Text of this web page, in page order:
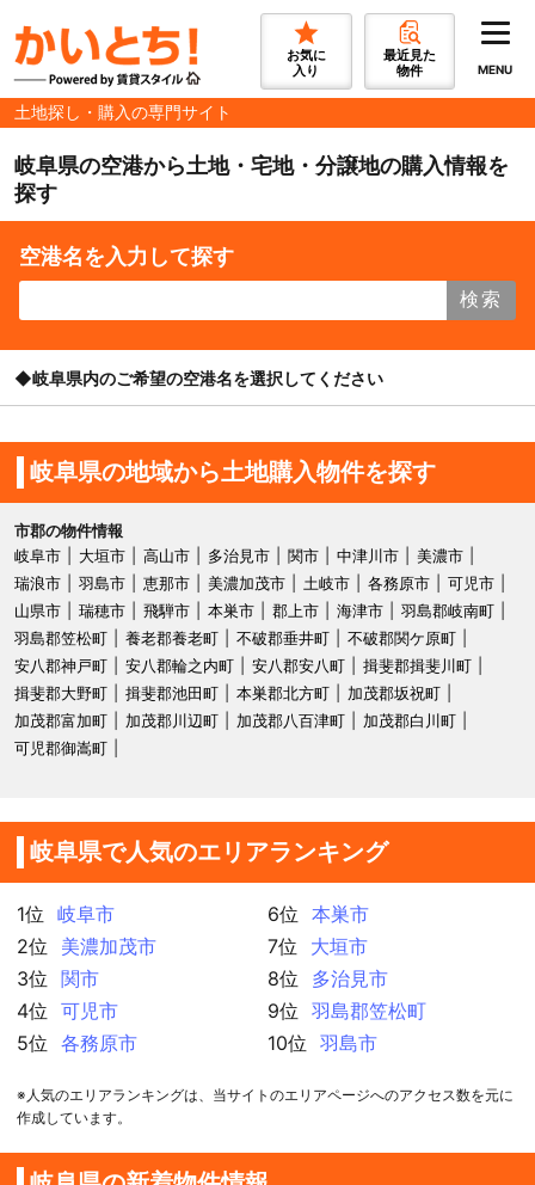
お気に
入り
最近見た
物件
MENU
土地探し・購入の専門サイト
岐阜県の空港から土地・宅地・分譲地の購入情報を
探す
空港名を入力して探す
検索
◆岐阜県内のご希望の空港名を選択してください
岐阜県の地域から土地購入物件を探す
市郡の物件情報
岐阜市
大垣市 高山市 多治見市 関市 中津川市
美濃市
瑞浪市
羽島市 恵那市 美濃加茂市 土岐市 各務原市
可児市
山県市
瑞穂市 飛騨市 本巣市 郡上市 海津市
羽島郡岐南町
羽島郡笠松町
養老郡養老町 不破郡垂井町
不破郡関ケ原町
安八郡神戸町
安八郡輪之内町 安八郡安八町
揖斐郡揖斐川町
揖斐郡大野町
揖斐郡池田町 本巣郡北方町
加茂郡坂祝町
加茂郡富加町
加茂郡川辺町 加茂郡八百津町
加茂郡白川町
可児郡御嵩町
岐阜県で人気のエリアランキング
1位
岐阜市
2位
美濃加茂市
3位
関市
4位
可児市
5位
各務原市
6位
本巣市
7位
大垣市
8位
多治見市
9位
羽島郡笠松町
10位
羽島市
※人気のエリアランキングは、当サイトのエリアページへのアクセス数を元に
作成しています。